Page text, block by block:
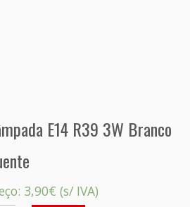
E14 R39 3W Branco
3,90€ (s/ IVA)